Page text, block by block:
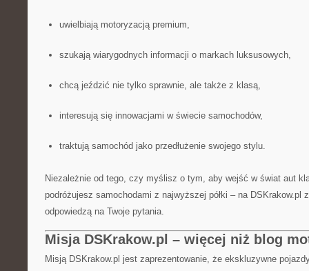
uwielbiają motoryzacją premium,
szukają wiarygodnych informacji o markach luksusowych,
chcą jeździć nie tylko sprawnie, ale także z klasą,
interesują się innowacjami w świecie samochodów,
traktują samochód jako przedłużenie swojego stylu.
Niezależnie od tego, czy myślisz o tym, aby wejść w świat aut
podróżujesz samochodami z najwyższej półki – na DSKrakow.pl
odpowiedzą na Twoje pytania.
Misja DSKrakow.pl – więcej niż blog
Misją DSKrakow.pl jest zaprezentowanie, że ekskluzywne